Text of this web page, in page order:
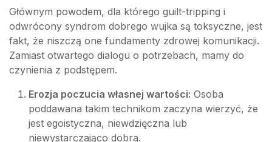
Głównym powodem, dla którego guilt-tripping i
odwrócony syndrom dobrego wujka są toksyczne, jest
fakt, że niszczą one fundamenty zdrowej komunikacji.
Zamiast otwartego dialogu o potrzebach, mamy do
czynienia z podstępem.
Erozja poczucia własnej wartości: Osoba
poddawana takim technikom zaczyna wierzyć, że
jest egoistyczna, niewdzięczna lub
niewystarczająco dobra.